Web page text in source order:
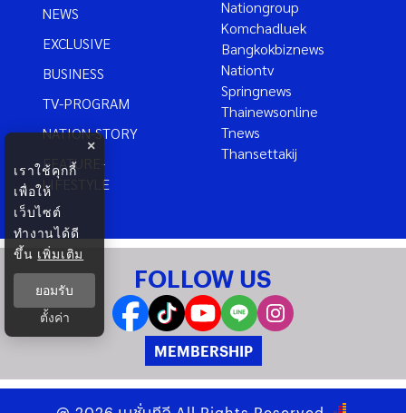
NEWS
EXCLUSIVE
BUSINESS
TV-PROGRAM
NATION-STORY
FEATURE-
LIFESTYLE
Nationgroup
Komchadluek
Bangkokbiznews
Nationtv
Springnews
Thainewsonline
Tnews
Thansettakij
FOLLOW US
MEMBERSHIP
×
เราใช้คุกกี้
เพื่อให้
เว็บไซต์
ทำงานได้ดี
ขึ้น เพิ่มเติม
ยอมรับ
ตั้งค่า